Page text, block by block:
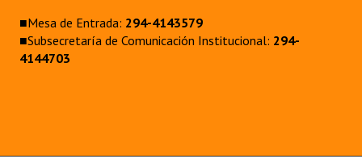
■Mesa de Entrada: 294-4143579
■Subsecretaría de Comunicación Institucional: 294-
4144703